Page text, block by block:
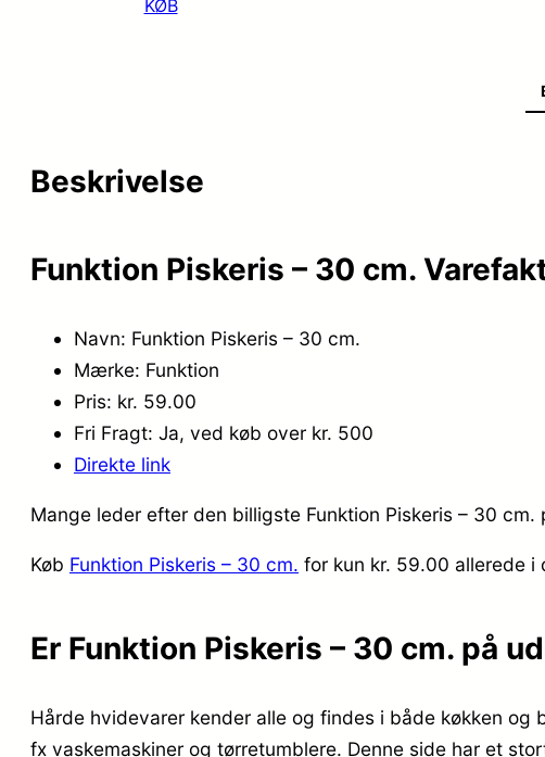
KØB
Beskrivelse
Funktion Piskeris – 30 cm.
Navn: Funktion Piskeris – 30 cm.
Mærke: Funktion
Pris: kr. 59.00
Fri Fragt: Ja, ved køb over kr. 500
Direkte link
Mange leder efter den billigste Funktion Piskeris – 30
Køb Funktion Piskeris – 30 cm. for kun kr. 59.00 allerede i
Er Funktion Piskeris – 30 cm. på
Hårde hvidevarer kender alle og findes i både køkken
fx vaskemaskiner og tørretumblere. Denne side har et